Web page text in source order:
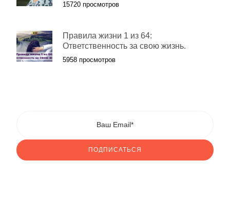
15720 просмотров
Правила жизни 1 из 64:
Ответственность за свою жизнь.
5958 просмотров
ПОДПИСАТЬСЯ